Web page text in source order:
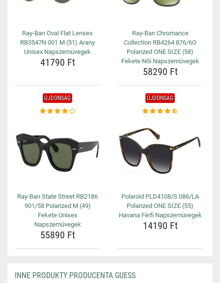
Ray-Ban Oval Flat Lenses
RB3547N 001 M (51) Arany
Unisex Napszemüvegek
41790 Ft
Ray-Ban Chromance
Collection RB4264 876/6O
Polarized ONE SIZE (58)
Fekete Női Napszemüvegek
58290 Ft
ÚJDONSÁG
Ray-Ban State Street RB2186
901/58 Polarized M (49)
Fekete Unisex
Napszemüvegek
55890 Ft
ÚJDONSÁG
Polaroid PLD4108/S 086/LA
Polarized ONE SIZE (55)
Havana Férfi Napszemüvegek
14190 Ft
INNE PRODUKTY PRODUCENTA GUESS